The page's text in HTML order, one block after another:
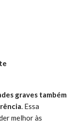
graves também
. Essa
melhor às